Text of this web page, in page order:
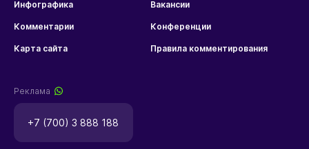
Инфографика Вакансии
Комментарии Конференции
Карта сайта Правила комментирования
Реклама
+7 (700) 3 888 188